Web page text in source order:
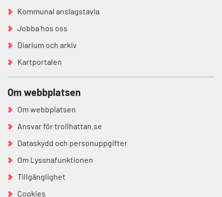
Kommunal anslagstavla
Jobba hos oss
Diarium och arkiv
Kartportalen
Om webbplatsen
Om webbplatsen
Ansvar för trollhattan.se
Dataskydd och personuppgifter
Om Lyssnafunktionen
Tillgänglighet
Cookies